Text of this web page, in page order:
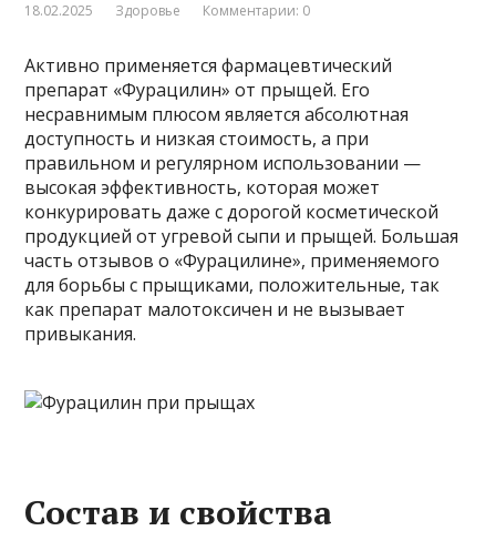
18.02.2025 Здоровье Комментарии: 0
Активно применяется фармацевтический
препарат «Фурацилин» от прыщей. Его
несравнимым плюсом является абсолютная
доступность и низкая стоимость, а при
правильном и регулярном использовании —
высокая эффективность, которая может
конкурировать даже с дорогой косметической
продукцией от угревой сыпи и прыщей. Большая
часть отзывов о «Фурацилине», применяемого
для борьбы с прыщиками, положительные, так
как препарат малотоксичен и не вызывает
привыкания.
Состав и свойства